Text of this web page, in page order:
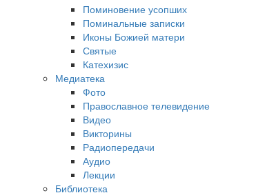
Поминовение усопших
Поминальные записки
Иконы Божией матери
Святые
Катехизис
Медиатека
Фото
Православное телевидение
Видео
Викторины
Радиопередачи
Аудио
Лекции
Библиотека